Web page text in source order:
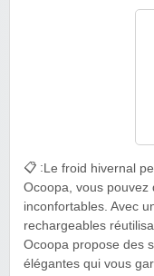
📋 : Le froid hivernal
Ocoopa, vous pouvez
inconfortables. Avec
rechargeables
Ocoopa propose des
élégantes qui vous